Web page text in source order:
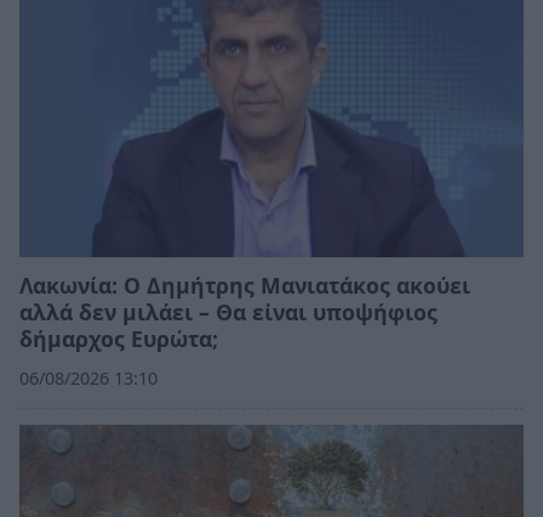
Λακωνία: Ο Δημήτρης Μανιατάκος ακούει
αλλά δεν μιλάει – Θα είναι υποψήφιος
δήμαρχος Ευρώτα;
06/08/2026 13:10